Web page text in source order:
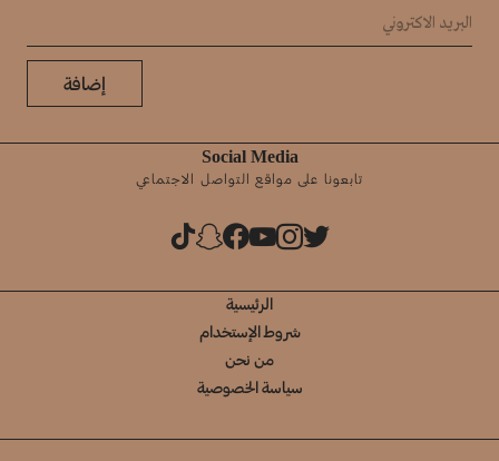
إضافة
Social Media
تابعونا على مواقع التواصل الاجتماعي
الرئيسية
شروط الإستخدام
من نحن
سياسة الخصوصية